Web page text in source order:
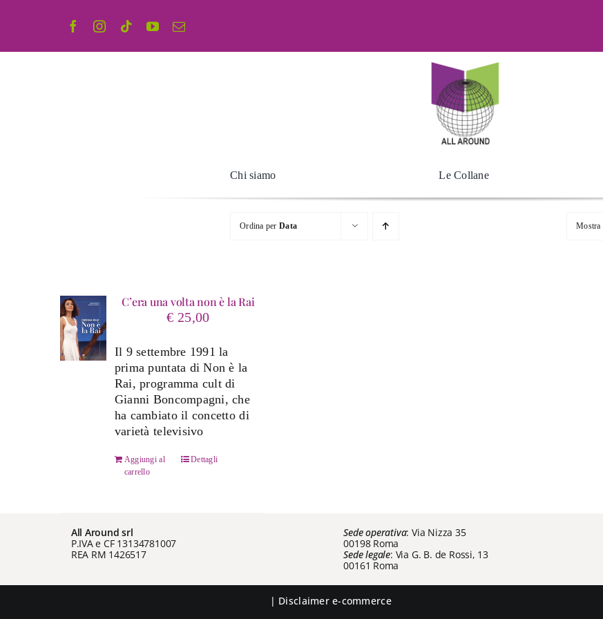
Chi siamo Le Collane
Ordina per Data Mostra
C’era una volta non è la Rai
€ 25,00
Il 9 settembre 1991 la
prima puntata di Non è la
Rai, programma cult di
Gianni Boncompagni, che
ha cambiato il concetto di
varietà televisivo
Aggiungi al
carrello
Dettagli
All Around srl
P.IVA e CF 13134781007
REA RM 1426517
Sede operativa: Via Nizza 35
00198 Roma
Sede legale: Via G. B. de Rossi, 13
00161 Roma
| Disclaimer e-commerce